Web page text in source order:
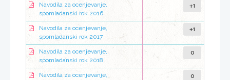
Navodila za ocenjevanje,
spomladanski rok 2016
+1
Navodila za ocenjevanje,
spomladanski rok 2017
+1
Navodila za ocenjevanje,
spomladanski rok 2018
0
Navodila za ocenjevanje, 0